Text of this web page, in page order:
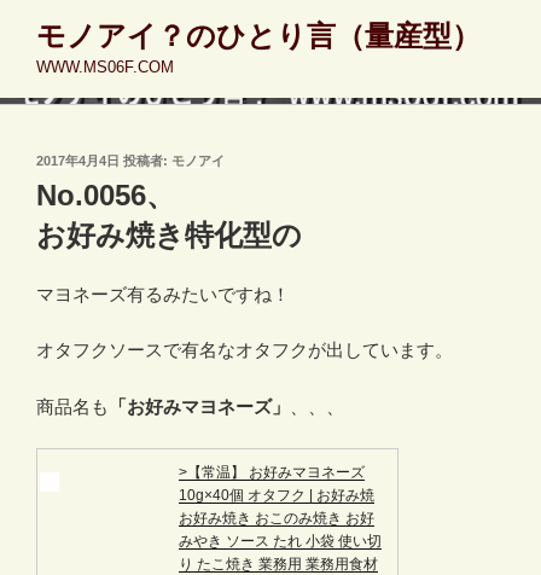
ン
モノアイ？のひとり言（量産型）
WWW.MS06F.COM
投
日:
2017年4月4日 投稿者: モノアイ
No.0056、
お好み焼き特化型の
マヨネーズ有るみたいですね！
オタフクソースで有名なオタフクが出しています。
商品名も 「お好みマヨネーズ」
>【常温】 お好みマヨネーズ
10g×40個 オタフク | お好み焼
お好み焼き おこのみ焼き お好
みやき ソース たれ 小袋 使い切
り たこ焼き 業務用 業務用食材